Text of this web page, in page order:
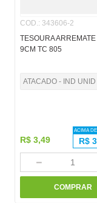
COD.: 343606-2
TESOURA
9CM TC 805
ATACADO - IND UNID
R$ 3,49
ACIMA
R$
－
COMPRAR